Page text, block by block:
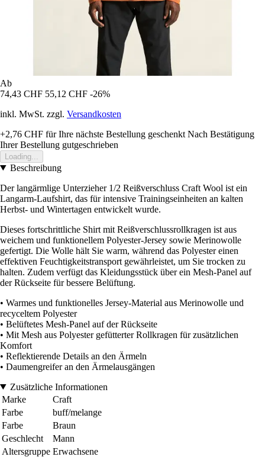
Ab
74,43 CHF 55,12 CHF -26%
inkl. MwSt. zzgl. Versandkosten
+2,76 CHF für Ihre nächste Bestellung geschenkt Nach Bestätigung
Ihrer Bestellung gutgeschrieben
Loading...
Beschreibung
Der langärmlige Unterzieher 1/2 Reißverschluss Craft Wool ist ein
Langarm-Laufshirt, das für intensive Trainingseinheiten an kalten
Herbst- und Wintertagen entwickelt wurde.
Dieses fortschrittliche Shirt mit Reißverschlussrollkragen ist aus
weichem und funktionellem Polyester-Jersey sowie Merinowolle
gefertigt. Die Wolle hält Sie warm, während das Polyester einen
effektiven Feuchtigkeitstransport gewährleistet, um Sie trocken zu
halten. Zudem verfügt das Kleidungsstück über ein Mesh-Panel auf
der Rückseite für bessere Belüftung.
• Warmes und funktionelles Jersey-Material aus Merinowolle und
recyceltem Polyester
• Belüftetes Mesh-Panel auf der Rückseite
• Mit Mesh aus Polyester gefütterter Rollkragen für zusätzlichen
Komfort
• Reflektierende Details an den Ärmeln
• Daumengreifer an den Ärmelausgängen
Zusätzliche Informationen
Marke
Craft
Farbe
buff/melange
Farbe
Braun
Geschlecht
Mann
Altersgruppe Erwachsene